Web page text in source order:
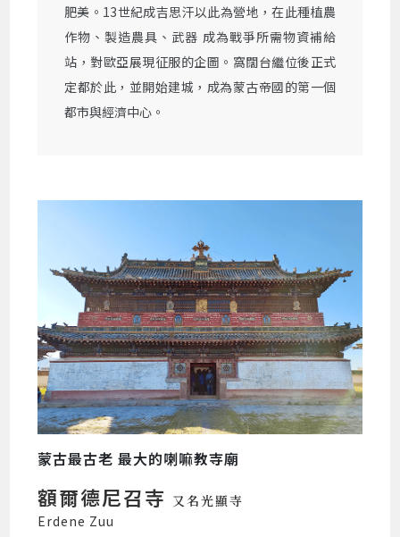
肥美。13世紀成吉思汗以此為營地，在此種植農
作物、製造農具、武器 成為戰爭所需物資補給
站，對歐亞展現征服的企圖。窩闊台繼位後正式
定都於此，並開始建城，成為蒙古帝國的第一個
都市與經濟中心。
蒙古最古老 最大的喇嘛教寺廟
額爾德尼召寺 又名光顯寺
Erdene Zuu